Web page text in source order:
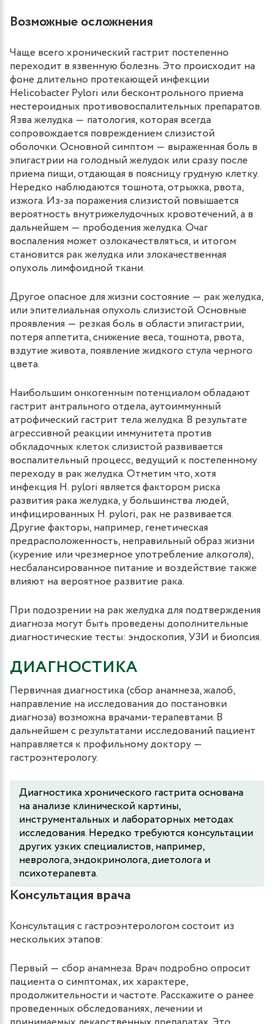
Возможные осложнения
Чаще всего хронический гастрит постепенно
переходит в язвенную болезнь. Это происходит на
фоне длительно протекающей инфекции
Helicobacter Pylori или бесконтрольного приема
нестероидных противовоспалительных препаратов.
Язва желудка ― патология, которая всегда
сопровождается повреждением слизистой
оболочки. Основной симптом ― выраженная боль в
эпигастрии на голодный желудок или сразу после
приема пищи, отдающая в поясницу грудную клетку.
Нередко наблюдаются тошнота, отрыжка, рвота,
изжога. Из-за поражения слизистой повышается
вероятность внутрижелудочных кровотечений, а в
дальнейшем ― прободения желудка. Очаг
воспаления может озлокачествляться, и итогом
становится рак желудка или злокачественная
опухоль лимфоидной ткани.
Другое опасное для жизни состояние ― рак желудка,
или эпителиальная опухоль слизистой. Основные
проявления ― резкая боль в области эпигастрии,
потеря аппетита, снижение веса, тошнота, рвота,
вздутие живота, появление жидкого стула черного
цвета.
Наибольшим онкогенным потенциалом обладают
гастрит антрального отдела, аутоиммунный
атрофический гастрит тела желудка. В результате
агрессивной реакции иммунитета против
обкладочных клеток слизистой развивается
воспалительный процесс, ведущий к постепенному
переходу в рак желудка. Отметим что, хотя
инфекция H. pylori является фактором риска
развития рака желудка, у большинства людей,
инфицированных H. pylori, рак не развивается.
Другие факторы, например, генетическая
предрасположенность, неправильный образ жизни
(курение или чрезмерное употребление алкоголя),
несбалансированное питание и воздействие также
влияют на вероятное развитие рака.
При подозрении на рак желудка для подтверждения
диагноза могут быть проведены дополнительные
диагностические тесты: эндоскопия, УЗИ и биопсия.
ДИАГНОСТИКА
Первичная диагностика (сбор анамнеза, жалоб,
направление на исследования до постановки
диагноза) возможна врачами-терапевтами. В
дальнейшем с результатами исследований пациент
направляется к профильному доктору ―
гастроэнтерологу.
Диагностика хронического гастрита основана
на анализе клинической картины,
инструментальных и лабораторных методах
исследования. Нередко требуются консультации
других узких специалистов, например,
невролога, эндокринолога, диетолога и
психотерапевта.
Консультация врача
Консультация с гастроэнтерологом состоит из
нескольких этапов:
Первый ― сбор анамнеза. Врач подробно опросит
пациента о симптомах, их характере,
продолжительности и частоте. Расскажите о ранее
проведенных обследованиях, лечении и